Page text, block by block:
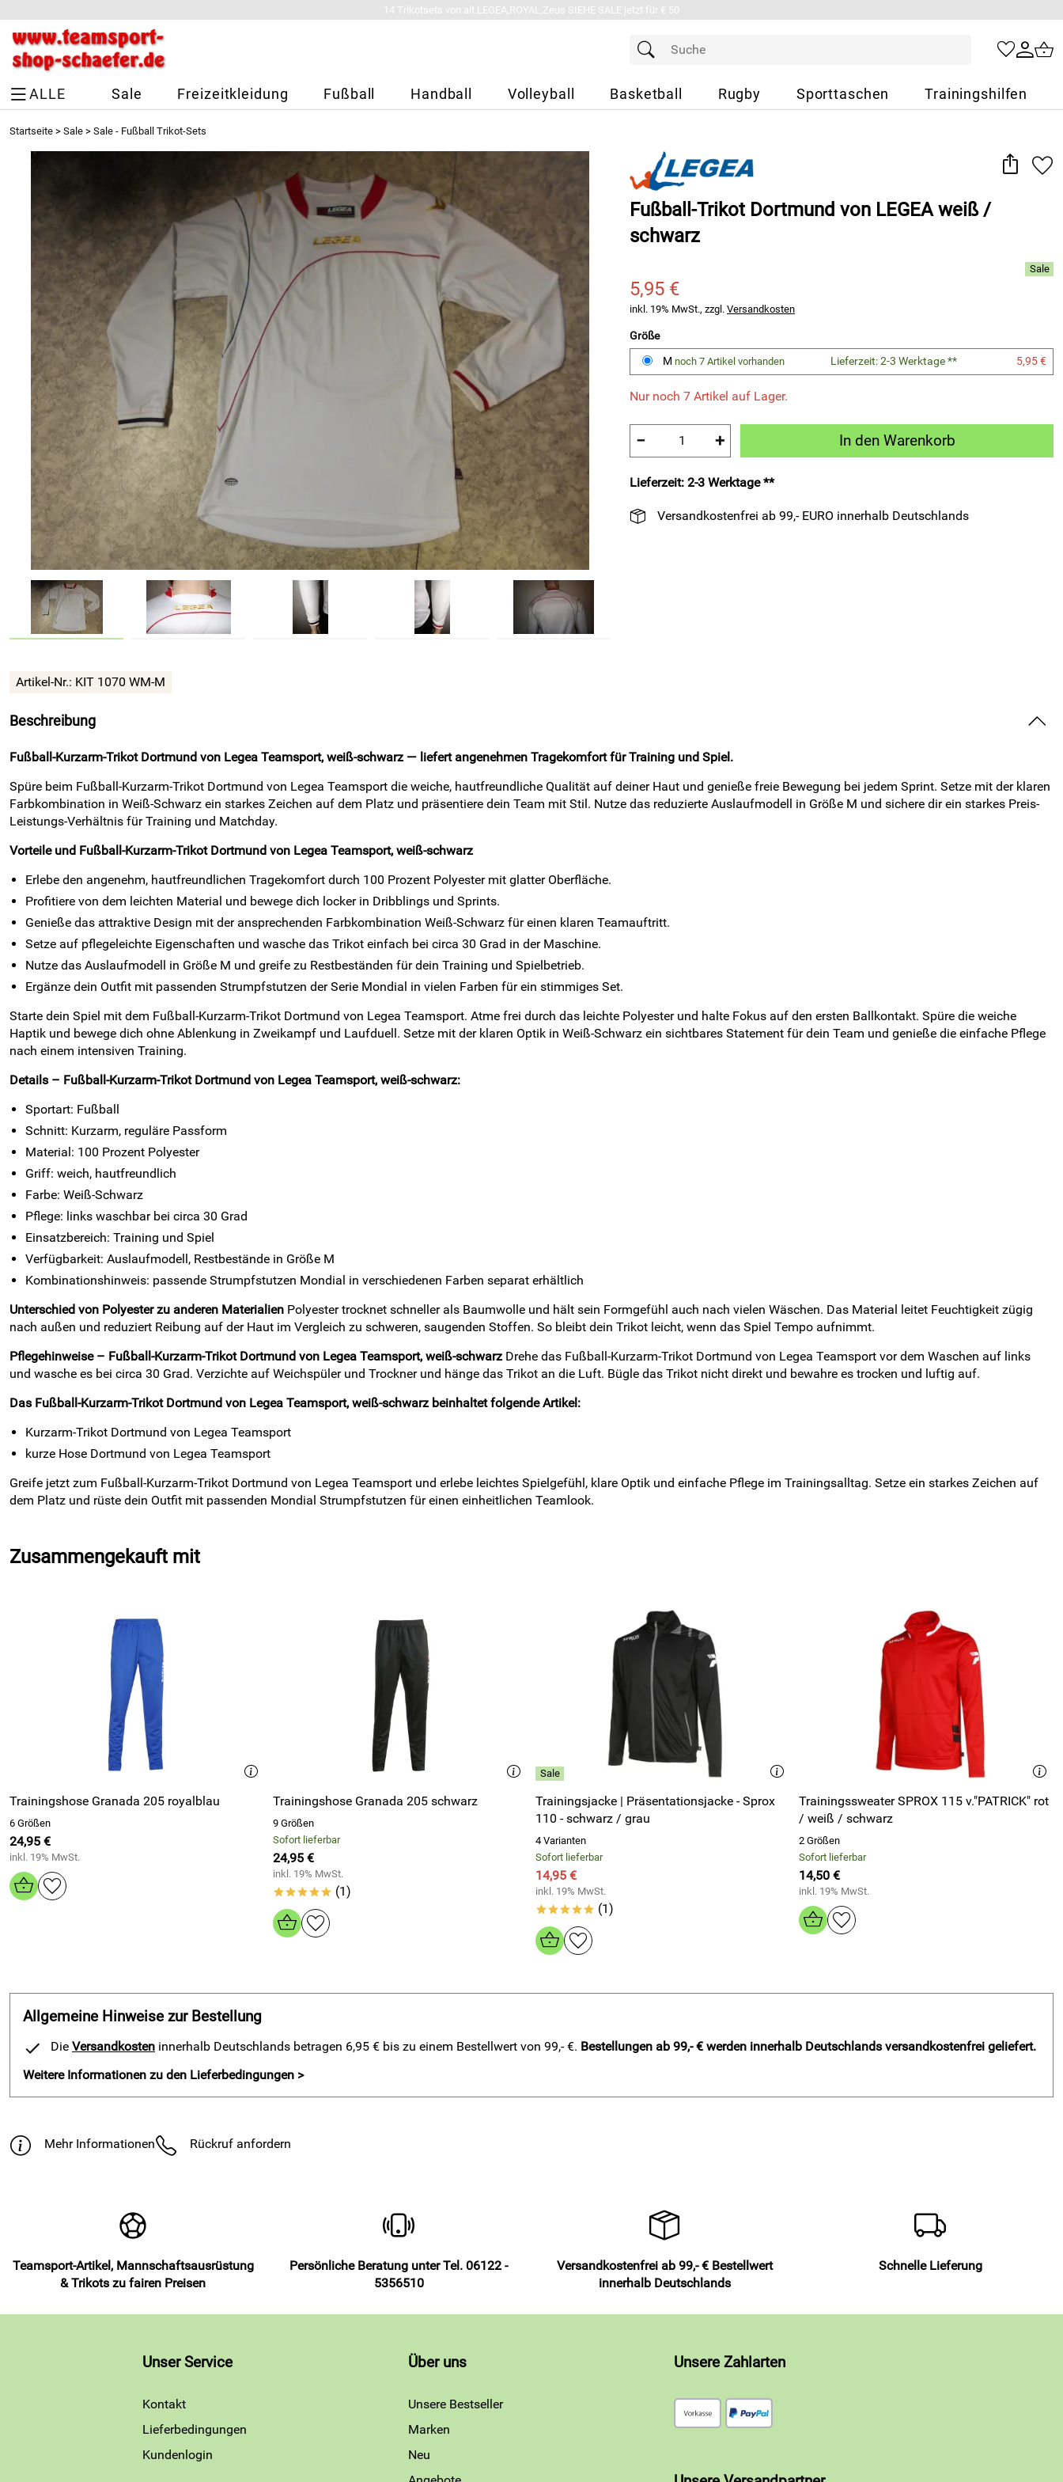
14 Trikotsets von alt.LEGEA,ROYAL,Zeus SIEHE SALE jetzt für € 50
ALLE Sale Freizeitkleidung Fußball Handball Volleyball Basketball Rugby Sporttaschen Trainingshilfen
Startseite > Sale > Sale - Fußball Trikot-Sets
Fußball-Trikot Dortmund von LEGEA weiß /
schwarz
5,95 €
inkl. 19% MwSt., zzgl. Versandkosten
Größe
M noch 7 Artikel vorhanden Lieferzeit: 2-3 Werktage ** 5,95 €
Nur noch 7 Artikel auf Lager.
− + In den Warenkorb
Lieferzeit: 2-3 Werktage **
Versandkostenfrei ab 99,- EURO innerhalb Deutschlands
Artikel-Nr.: KIT 1070 WM-M
Beschreibung
Fußball-Kurzarm-Trikot Dortmund von Legea Teamsport, weiß-schwarz — liefert angenehmen Tragekomfort für Training und Spiel.
Spüre beim Fußball-Kurzarm-Trikot Dortmund von Legea Teamsport die weiche, hautfreundliche Qualität auf deiner Haut und genieße freie Bewegung bei jedem Sprint. Setze mit der klaren
Farbkombination in Weiß-Schwarz ein starkes Zeichen auf dem Platz und präsentiere dein Team mit Stil. Nutze das reduzierte Auslaufmodell in Größe M und sichere dir ein starkes Preis-
Leistungs-Verhältnis für Training und Matchday.
Vorteile und Fußball-Kurzarm-Trikot Dortmund von Legea Teamsport, weiß-schwarz
Erlebe den angenehm, hautfreundlichen Tragekomfort durch 100 Prozent Polyester mit glatter Oberfläche.
Profitiere von dem leichten Material und bewege dich locker in Dribblings und Sprints.
Genieße das attraktive Design mit der ansprechenden Farbkombination Weiß-Schwarz für einen klaren Teamauftritt.
Setze auf pflegeleichte Eigenschaften und wasche das Trikot einfach bei circa 30 Grad in der Maschine.
Nutze das Auslaufmodell in Größe M und greife zu Restbeständen für dein Training und Spielbetrieb.
Ergänze dein Outfit mit passenden Strumpfstutzen der Serie Mondial in vielen Farben für ein stimmiges Set.
Starte dein Spiel mit dem Fußball-Kurzarm-Trikot Dortmund von Legea Teamsport. Atme frei durch das leichte Polyester und halte Fokus auf den ersten Ballkontakt. Spüre die weiche
Haptik und bewege dich ohne Ablenkung in Zweikampf und Laufduell. Setze mit der klaren Optik in Weiß-Schwarz ein sichtbares Statement für dein Team und genieße die einfache Pflege
nach einem intensiven Training.
Details – Fußball-Kurzarm-Trikot Dortmund von Legea Teamsport, weiß-schwarz:
Sportart: Fußball
Schnitt: Kurzarm, reguläre Passform
Material: 100 Prozent Polyester
Griff: weich, hautfreundlich
Farbe: Weiß-Schwarz
Pflege: links waschbar bei circa 30 Grad
Einsatzbereich: Training und Spiel
Verfügbarkeit: Auslaufmodell, Restbestände in Größe M
Kombinationshinweis: passende Strumpfstutzen Mondial in verschiedenen Farben separat erhältlich
Unterschied von Polyester zu anderen Materialien Polyester trocknet schneller als Baumwolle und hält sein Formgefühl auch nach vielen Wäschen. Das Material leitet Feuchtigkeit zügig
nach außen und reduziert Reibung auf der Haut im Vergleich zu schweren, saugenden Stoffen. So bleibt dein Trikot leicht, wenn das Spiel Tempo aufnimmt.
Pflegehinweise – Fußball-Kurzarm-Trikot Dortmund von Legea Teamsport, weiß-schwarz Drehe das Fußball-Kurzarm-Trikot Dortmund von Legea Teamsport vor dem Waschen auf links
und wasche es bei circa 30 Grad. Verzichte auf Weichspüler und Trockner und hänge das Trikot an die Luft. Bügle das Trikot nicht direkt und bewahre es trocken und luftig auf.
Das Fußball-Kurzarm-Trikot Dortmund von Legea Teamsport, weiß-schwarz beinhaltet folgende Artikel:
Kurzarm-Trikot Dortmund von Legea Teamsport
kurze Hose Dortmund von Legea Teamsport
Greife jetzt zum Fußball-Kurzarm-Trikot Dortmund von Legea Teamsport und erlebe leichtes Spielgefühl, klare Optik und einfache Pflege im Trainingsalltag. Setze ein starkes Zeichen auf
dem Platz und rüste dein Outfit mit passenden Mondial Strumpfstutzen für einen einheitlichen Teamlook.
Zusammengekauft mit
Trainingshose Granada 205 royalblau
6 Größen
24,95 €
inkl. 19% MwSt.
Trainingshose Granada 205 schwarz
9 Größen
Sofort lieferbar
24,95 €
inkl. 19% MwSt.
***** (1)
Trainingsjacke | Präsentationsjacke - Sprox
110 - schwarz / grau
4 Varianten
Sofort lieferbar
14,95 €
inkl. 19% MwSt.
***** (1)
Trainingssweater SPROX 115 v."PATRICK" rot
/ weiß / schwarz
2 Größen
Sofort lieferbar
14,50 €
inkl. 19% MwSt.
Allgemeine Hinweise zur Bestellung
Die Versandkosten innerhalb Deutschlands betragen 6,95 € bis zu einem Bestellwert von 99,- €. Bestellungen ab 99,- € werden innerhalb Deutschlands versandkostenfrei geliefert.
Weitere Informationen zu den Lieferbedingungen >
Mehr Informationen Rückruf anfordern
Teamsport-Artikel, Mannschaftsausrüstung
& Trikots zu fairen Preisen
Persönliche Beratung unter Tel. 06122 -
5356510
Versandkostenfrei ab 99,- € Bestellwert
innerhalb Deutschlands
Schnelle Lieferung
Unser Service
Kontakt
Lieferbedingungen
Kundenlogin
Über uns
Unsere Bestseller
Marken
Neu
Unsere Zahlarten